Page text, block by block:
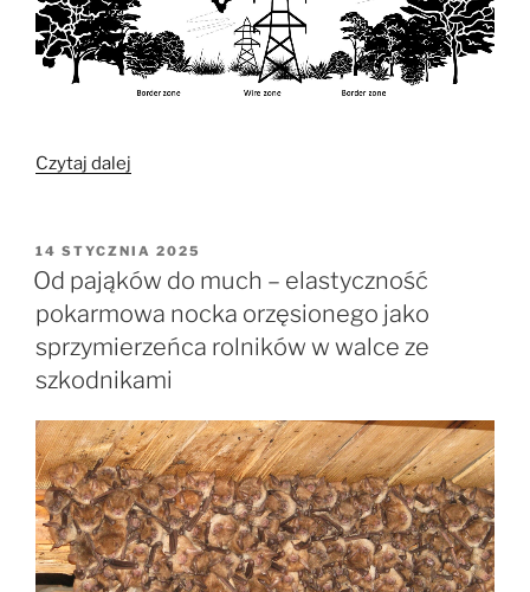
Czytaj dalej
jako
szansa
dla
ochrony
nietoperzy”
OPUBLIKOWANE
W
14 STYCZNIA 2025
Od pająków do much – elastyczność
pokarmowa nocka orzęsionego jako
sprzymierzeńca rolników w walce ze
szkodnikami